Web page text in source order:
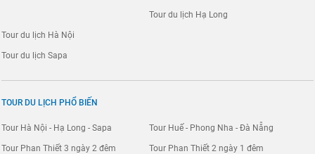
Tour du lịch Hạ Long
Tour du lịch Hà Nội
Tour du lịch Sapa
TOUR DU LỊCH PHỔ BIẾN
Tour Hà Nội - Hạ Long - Sapa Tour Huế - Phong Nha - Đà Nẵng
Tour Phan Thiết 3 ngày 2 đêm Tour Phan Thiết 2 ngày 1 đêm